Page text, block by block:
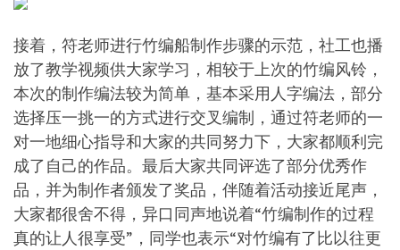
接着，符老师进行竹编船制作步骤的示范，社工也播
放了教学视频供大家学习，相较于上次的竹编风铃，
本次的制作编法较为简单，基本采用人字编法，部分
选择压一挑一的方式进行交叉编制，通过符老师的一
对一地细心指导和大家的共同努力下，大家都顺利完
成了自己的作品。最后大家共同评选了部分优秀作
品，并为制作者颁发了奖品，伴随着活动接近尾声，
大家都很舍不得，异口同声地说着“竹编制作的过程
真的让人很享受”，同学也表示“对竹编有了比以往更